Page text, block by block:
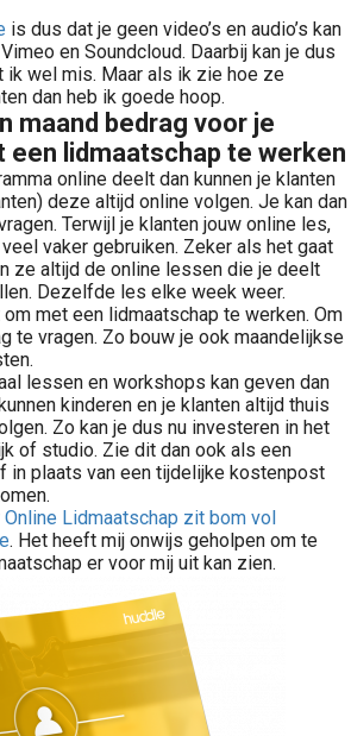
is dus dat je geen video’s en audio’s kan
en Soundcloud. Daarbij kan je dus
ik wel mis. Maar als ik zie hoe ze
dan heb ik goede hoop.
maand bedrag voor je
een lidmaatschap te werken
online deelt dan kunnen je klanten
deze altijd online volgen. Je kan dan
Terwijl je klanten jouw online les,
vaker gebruiken. Zeker als het gaat
ze altijd de online lessen die je deelt
Dezelfde les elke week weer.
met een lidmaatschap te werken. Om
te vragen. Zo bouw je ook maandelijkse
lessen en workshops kan geven dan
kinderen en je klanten altijd thuis
Zo kan je dus nu investeren in het
of studio. Zie dit dan ook als een
in plaats van een tijdelijke kostenpost
Lidmaatschap zit bom vol
. Het heeft mij onwijs geholpen om te
er voor mij uit kan zien.